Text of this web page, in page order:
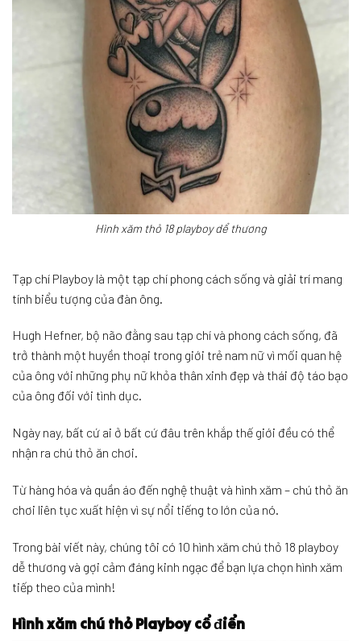
Hình xăm thỏ 18 playboy dể thương
Tạp chí Playboy là một tạp chí phong cách sống và giải trí mang
tính biểu tượng của đàn ông.
Hugh Hefner, bộ não đằng sau tạp chí và phong cách sống, đã
trở thành một huyền thoại trong giới trẻ nam nữ vì mối quan hệ
của ông với những phụ nữ khỏa thân xinh đẹp và thái độ táo bạo
của ông đối với tình dục.
Ngày nay, bất cứ ai ở bất cứ đâu trên khắp thế giới đều có thể
nhận ra chú thỏ ăn chơi.
Từ hàng hóa và quần áo đến nghệ thuật và hình xăm – chú thỏ ăn
chơi liên tục xuất hiện vì sự nổi tiếng to lớn của nó.
Trong bài viết này, chúng tôi có 10 hình xăm chú thỏ 18 playboy
dễ thương và gợi cảm đáng kinh ngạc để bạn lựa chọn hình xăm
tiếp theo của mình!
Hình xăm chú thỏ Playboy cổ điển